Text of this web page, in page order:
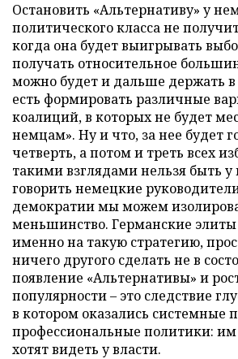
Остановить «Альтернативу» у
политического класса не
когда она будет выигрывать
получать относительное
можно будет и дальше держать
есть формировать различные
коалиций, в которых не будет
немцам». Ну и что, за нее будет
четверть, а потом и треть всех
такими взглядами нельзя быть у
говорить немецкие
демократии мы можем
меньшинство. Германские элиты
именно на такую стратегию,
ничего другого сделать не в
появление «Альтернативы» и
популярности – это следствие
в котором оказались системные
профессиональные политики: им
хотят видеть у власти.